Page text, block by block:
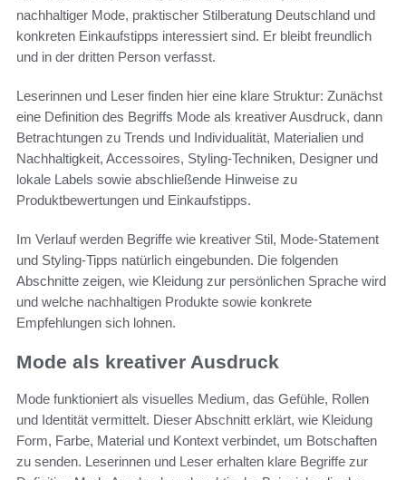
nachhaltiger Mode, praktischer Stilberatung Deutschland und
konkreten Einkaufstipps interessiert sind. Er bleibt freundlich
und in der dritten Person verfasst.
Leserinnen und Leser finden hier eine klare Struktur: Zunächst
eine Definition des Begriffs Mode als kreativer Ausdruck, dann
Betrachtungen zu Trends und Individualität, Materialien und
Nachhaltigkeit, Accessoires, Styling-Techniken, Designer und
lokale Labels sowie abschließende Hinweise zu
Produktbewertungen und Einkaufstipps.
Im Verlauf werden Begriffe wie kreativer Stil, Mode-Statement
und Styling-Tipps natürlich eingebunden. Die folgenden
Abschnitte zeigen, wie Kleidung zur persönlichen Sprache wird
und welche nachhaltigen Produkte sowie konkrete
Empfehlungen sich lohnen.
Mode als kreativer Ausdruck
Mode funktioniert als visuelles Medium, das Gefühle, Rollen
und Identität vermittelt. Dieser Abschnitt erklärt, wie Kleidung
Form, Farbe, Material und Kontext verbindet, um Botschaften
zu senden. Leserinnen und Leser erhalten klare Begriffe zur